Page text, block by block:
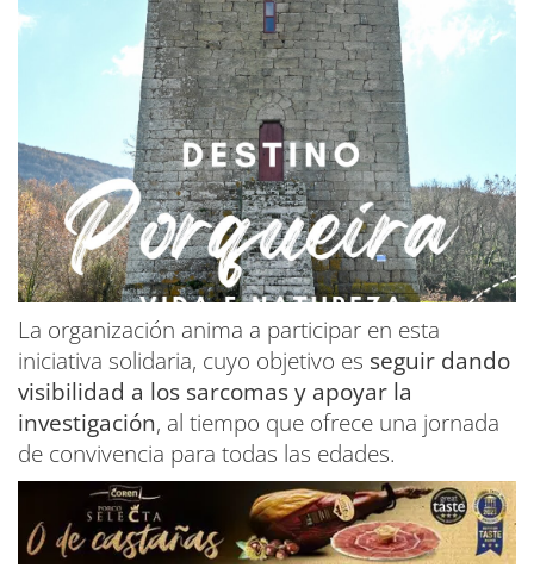
La organización anima a participar en esta
iniciativa solidaria, cuyo objetivo es seguir dando
visibilidad a los sarcomas y apoyar la
investigación, al tiempo que ofrece una jornada
de convivencia para todas las edades.